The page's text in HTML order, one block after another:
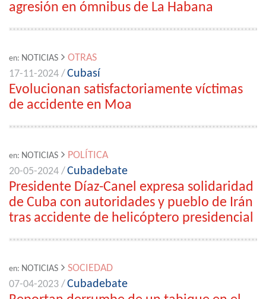
agresión en ómnibus de La Habana
en: NOTICIAS
OTRAS
17-11-2024 /Cubasí
Evolucionan satisfactoriamente víctimas
de accidente en Moa
en: NOTICIAS
POLÍTICA
20-05-2024 /Cubadebate
Presidente Díaz-Canel expresa solidaridad
de Cuba con autoridades y pueblo de Irán
tras accidente de helicóptero presidencial
en: NOTICIAS
SOCIEDAD
07-04-2023 /Cubadebate